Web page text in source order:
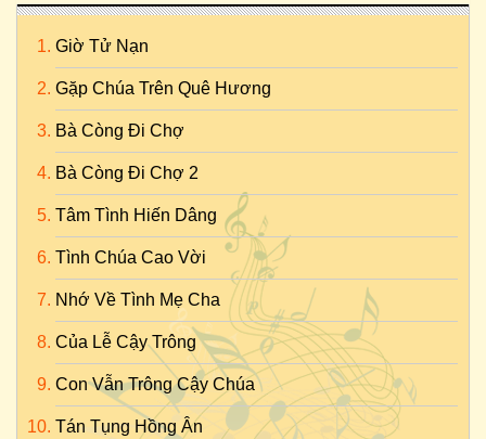
Giờ Tử Nạn
Gặp Chúa Trên Quê Hương
Bà Còng Đi Chợ
Bà Còng Đi Chợ 2
Tâm Tình Hiến Dâng
Tình Chúa Cao Vời
Nhớ Về Tình Mẹ Cha
Của Lễ Cậy Trông
Con Vẫn Trông Cậy Chúa
Tán Tụng Hồng Ân